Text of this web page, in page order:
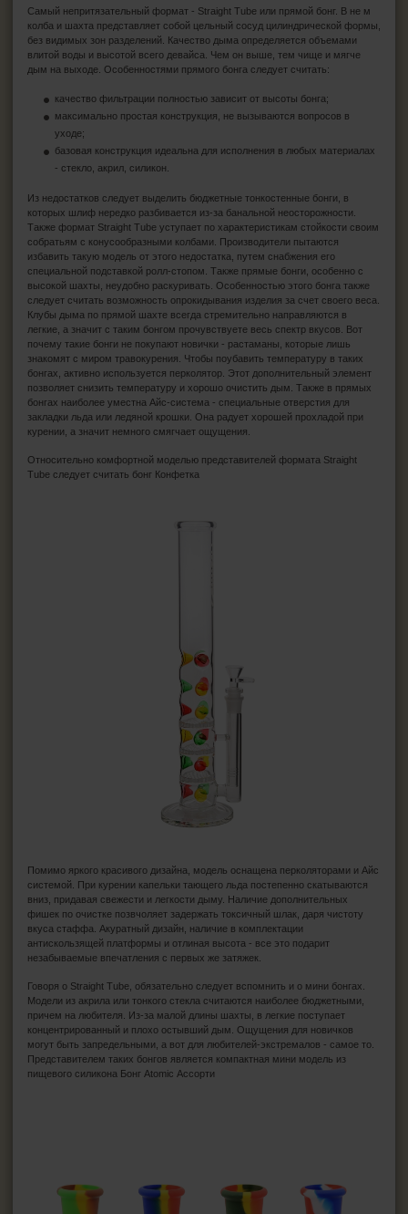
Самый непритязательный формат - Straight Tube или прямой бонг. В не м
колба и шахта представляет собой цельный сосуд цилиндрической формы,
без видимых зон разделений. Качество дыма определяется объемами
влитой воды и высотой всего девайса. Чем он выше, тем чище и мягче
дым на выходе. Особенностями прямого бонга следует считать:
качество фильтрации полностью зависит от высоты бонга;
максимально простая конструкция, не вызываются вопросов в
уходе;
базовая конструкция идеальна для исполнения в любых материалах
- стекло, акрил, силикон.
Из недостатков следует выделить бюджетные тонкостенные бонги, в
которых шлиф нередко разбивается из-за банальной неосторожности.
Также формат Straight Tube уступает по характеристикам стойкости своим
собратьям с конусообразными колбами. Производители пытаются
избавить такую модель от этого недостатка, путем снабжения его
специальной подставкой ролл-стопом. Также прямые бонги, особенно с
высокой шахты, неудобно раскуривать. Особенностью этого бонга также
следует считать возможность опрокидывания изделия за счет своего веса.
Клубы дыма по прямой шахте всегда стремительно направляются в
легкие, а значит с таким бонгом прочувствуете весь спектр вкусов. Вот
почему такие бонги не покупают новички - растаманы, которые лишь
знакомят с миром травокурения. Чтобы поубавить температуру в таких
бонгах, активно используется перколятор. Этот дополнительный элемент
позволяет снизить температуру и хорошо очистить дым. Также в прямых
бонгах наиболее уместна Айс-система - специальные отверстия для
закладки льда или ледяной крошки. Она радует хорошей прохладой при
курении, а значит немного смягчает ощущения.
Относительно комфортной моделью представителей формата Straight
Tube следует считать бонг Конфетка
Помимо яркого красивого дизайна, модель оснащена перколяторами и Айс
системой. При курении капельки тающего льда постепенно скатываются
вниз, придавая свежести и легкости дыму. Наличие дополнительных
фишек по очистке позвчоляет задержать токсичный шлак, даря чистоту
вкуса стаффа. Акуратный дизайн, наличие в комплектации
антискользящей платформы и отлиная высота - все это подарит
незабываемые впечатления с первых же затяжек.
Говоря о Straight Tube, обязательно следует вспомнить и о мини бонгах.
Модели из акрила или тонкого стекла считаются наиболее бюджетными,
причем на любителя. Из-за малой длины шахты, в легкие поступает
концентрированный и плохо остывший дым. Ощущения для новичков
могут быть запредельными, а вот для любителей-экстремалов - самое то.
Представителем таких бонгов является компактная мини модель из
пищевого силикона Бонг Atomic Ассорти